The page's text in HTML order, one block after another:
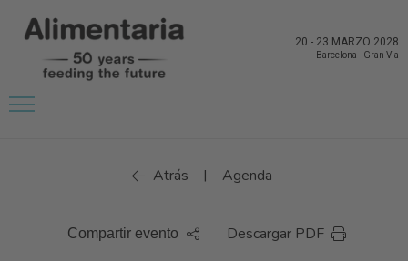
20 - 23 MARZO 2028
Barcelona - Gran Via
Atrás | Agenda
Compartir evento Descargar PDF